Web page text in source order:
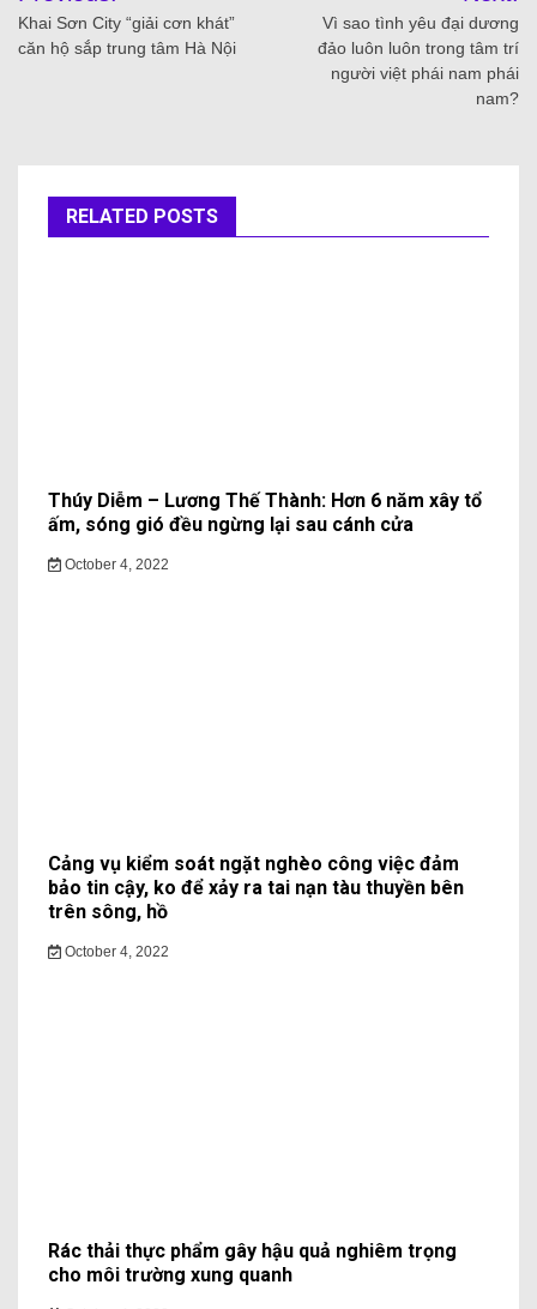
Khai Sơn City “giải cơn khát”
căn hộ sắp trung tâm Hà Nội
Vì sao tình yêu đại dương
đảo luôn luôn trong tâm trí
người việt phái nam phái
nam?
RELATED POSTS
Thúy Diễm – Lương Thế Thành: Hơn 6 năm xây tổ
ấm, sóng gió đều ngừng lại sau cánh cửa
October 4, 2022
Cảng vụ kiểm soát ngặt nghèo công việc đảm
bảo tin cậy, ko để xảy ra tai nạn tàu thuyền bên
trên sông, hồ
October 4, 2022
Rác thải thực phẩm gây hậu quả nghiêm trọng
cho môi trường xung quanh